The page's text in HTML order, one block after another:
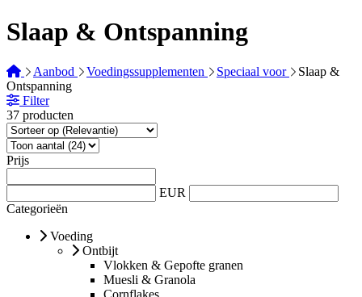
Slaap & Ontspanning
Aanbod Voedingssupplementen Speciaal voor
Slaap &
Ontspanning
Filter
37 producten
Prijs
EUR
Categorieën
Voeding
Ontbijt
Vlokken & Gepofte granen
Muesli & Granola
Cornflakes